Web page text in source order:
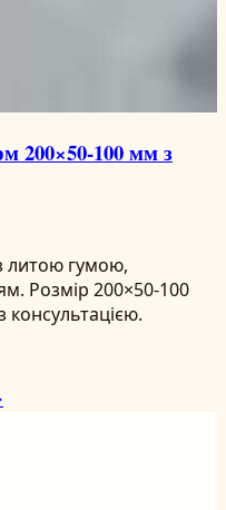
200×50-100 мм з
литою гумою,
Розмір 200×50-100